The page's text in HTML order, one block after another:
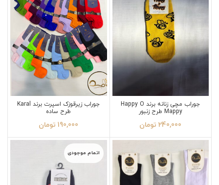
جوراب مچی زنانه برند Happy O
Mappy طرح زنبور
240,000 تومان
جوراب زیرقوزک اسپرت برند Karal
طرح ساده
190,000 تومان
اتمام موجودی